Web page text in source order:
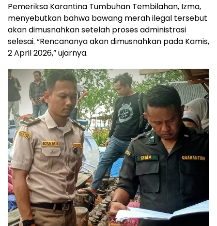
Pemeriksa Karantina Tumbuhan Tembilahan, Izma,
menyebutkan bahwa bawang merah ilegal tersebut
akan dimusnahkan setelah proses administrasi
selesai. “Rencananya akan dimusnahkan pada Kamis,
2 April 2026,” ujarnya.